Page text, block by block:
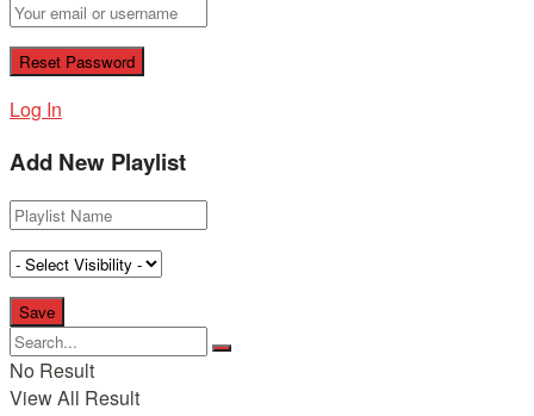
Log In
Add New Playlist
No Result
View All Result